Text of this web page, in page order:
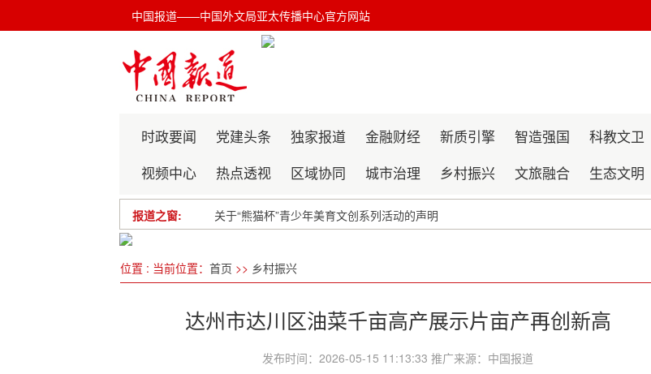
中国报道——中国外文局亚太传播中心官方网站
时政要闻 党建头条 独家报道 金融财经 新质引擎 智造强国 科教文卫
视频中心
热点透视 区域协同 城市治理 乡村振兴 文旅融合 生态文明
报道之窗:
关于“熊猫杯”青少年美育文创系列活动的声明
《世界》杂志休刊公告
培养“道技合一”美业人才
位置 : 当前位置： 首页 >> 乡村振兴
达州市达川区油菜千亩高产展示片亩产再创新高
发布时间：2026-05-15 11:13:33 推广来源：中国报道